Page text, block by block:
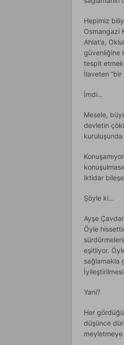
Hepimiz
Osmangazi
Ahlat’a,
güvenliğine
tespit etmek
İlaveten
İmdi…
Mesele,
devletin
kuruluşunda
iktidar
Şöyle ki…
Ayşe
Öyle
eşitliyor.
sağlamakla
Yani?
Her
düşünce
meyletmeye